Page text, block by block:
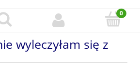
wyleczyłam się z